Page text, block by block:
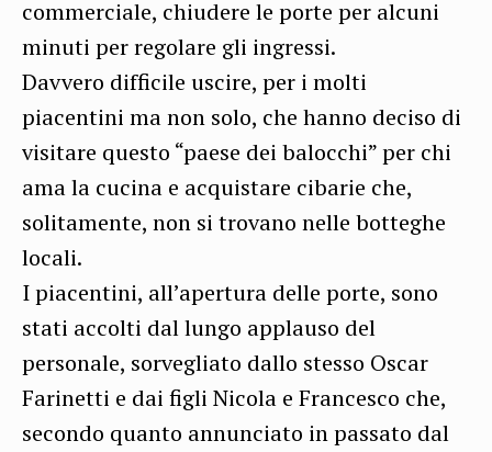
commerciale, chiudere le porte per alcuni
minuti per regolare gli ingressi.
Davvero difficile uscire, per i molti
piacentini ma non solo, che hanno deciso di
visitare questo “paese dei balocchi” per chi
ama la cucina e acquistare cibarie che,
solitamente, non si trovano nelle botteghe
locali.
I piacentini, all’apertura delle porte, sono
stati accolti dal lungo applauso del
personale, sorvegliato dallo stesso Oscar
Farinetti e dai figli Nicola e Francesco che,
secondo quanto annunciato in passato dal